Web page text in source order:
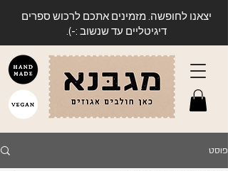
יצאנו לחופשה. מזמינים אתכם לרכוש ספרים
דיגיטליים עד שנשוב :-).
פוסט